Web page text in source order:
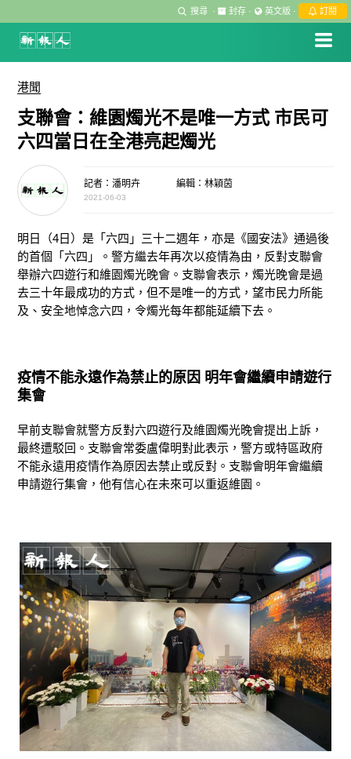
搜尋 · 封存 · 英文版 · 訂閱
港聞
支聯會：維園燭光不是唯一方式 市民可
六四當日在全港亮起燭光
記者：潘明卉 編輯：林穎茵
2021-06-03
明日（4日）是「六四」三十二週年，亦是《國安法》通過後
的首個「六四」。警方繼去年再次以疫情為由，反對支聯會
舉辦六四遊行和維園燭光晚會。支聯會表示，燭光晚會是過
去三十年最成功的方式，但不是唯一的方式，望市民力所能
及、安全地悼念六四，令燭光每年都能延續下去。
疫情不能永遠作為禁止的原因 明年會繼續申請遊行
集會
早前支聯會就警方反對六四遊行及維園燭光晚會提出上訴，
最終遭駁回。支聯會常委盧偉明對此表示，警方或特區政府
不能永遠用疫情作為原因去禁止或反對。支聯會明年會繼續
申請遊行集會，他有信心在未來可以重返維園。